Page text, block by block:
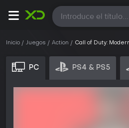
Todas
Inicio Juegos Action Call of Duty:
PC PS4 & PS5